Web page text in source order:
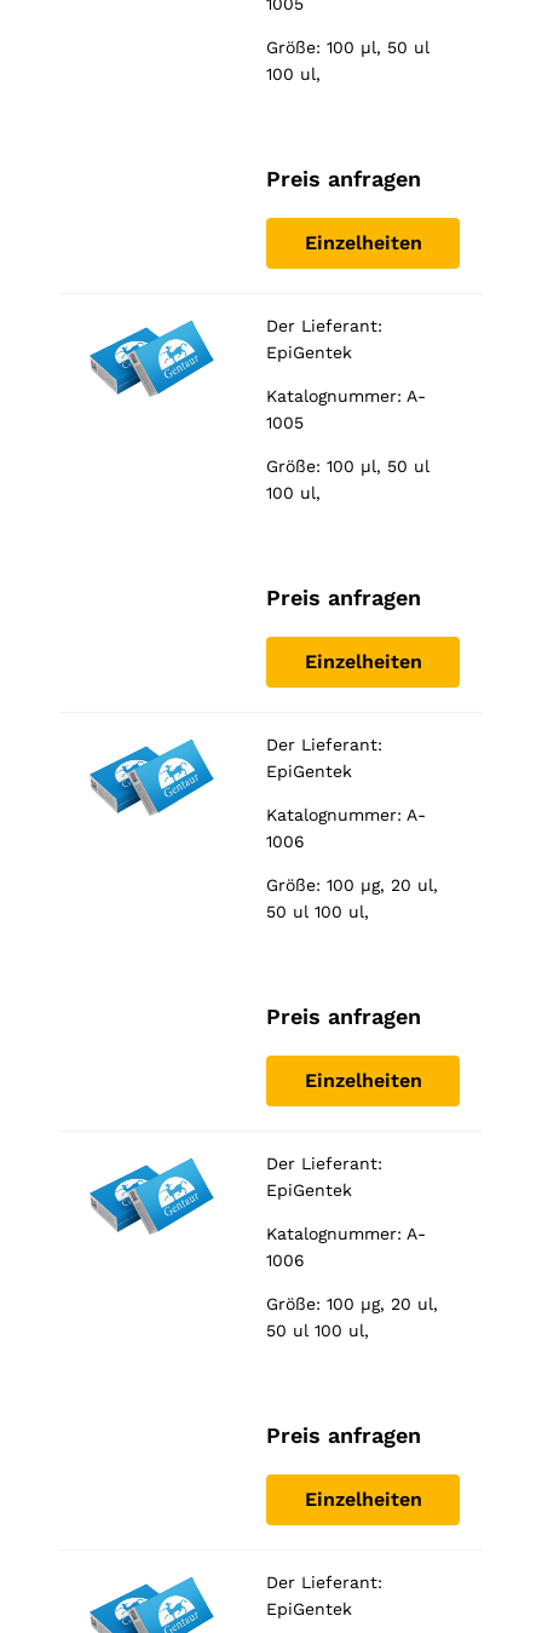
Größe: 100 µl, 50 ul
100 ul,
Preis anfragen
Einzelheiten
Der Lieferant:
EpiGentek
Katalognummer: A-
1005
Größe: 100 µl, 50 ul
100 ul,
Preis anfragen
Einzelheiten
Der Lieferant:
EpiGentek
Katalognummer: A-
1006
Größe: 100 µg, 20 ul,
50 ul 100 ul,
Preis anfragen
Einzelheiten
Der Lieferant:
EpiGentek
Katalognummer: A-
1006
Größe: 100 µg, 20 ul,
50 ul 100 ul,
Preis anfragen
Einzelheiten
Der Lieferant:
EpiGentek